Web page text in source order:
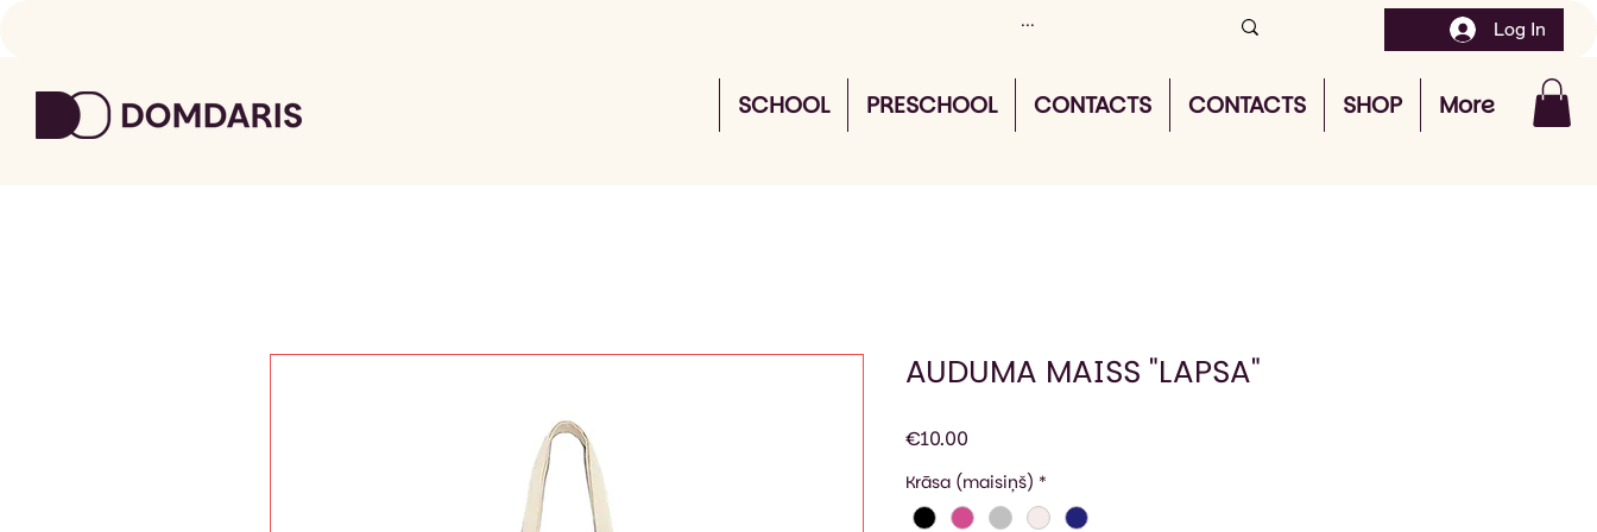
SCHOOL PRESCHOOL CONTACTS CONTACTS SHOP More
Log In
AUDUMA MAISS "LAPSA"
€10.00
Krāsa (maisiņš) *